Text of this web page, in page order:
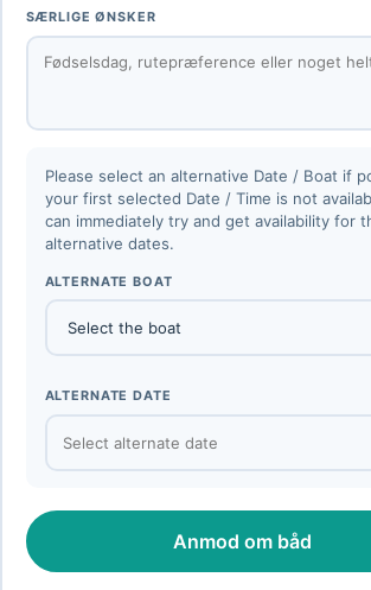
SÆRLIGE ØNSKER
Please select an alternative Date / Boat if
your first selected Date / Time is not
can immediately try and get availability for
alternative dates.
ALTERNATE BOAT
ALTERNATE DATE
Anmod om båd